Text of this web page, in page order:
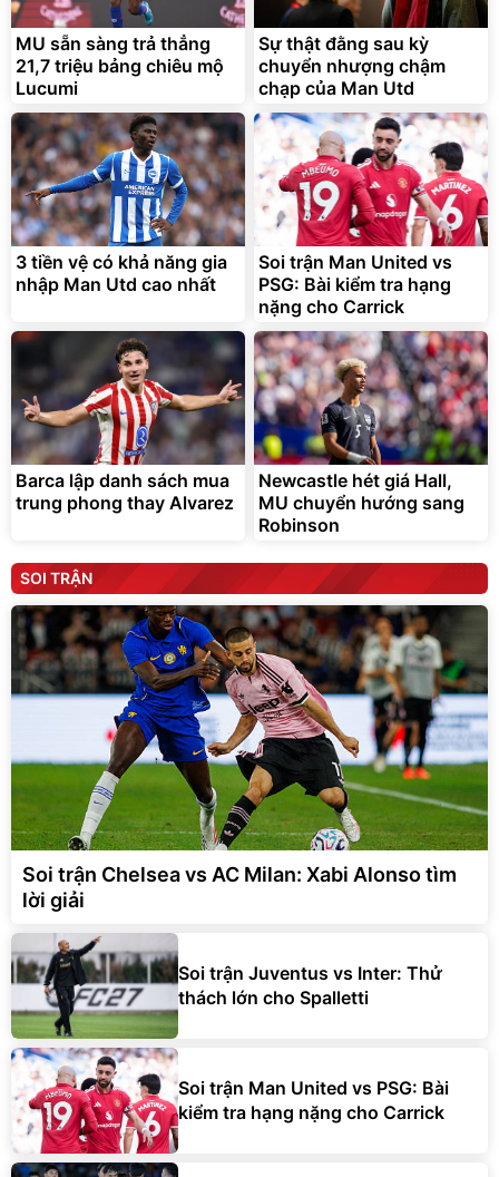
MU sẵn sàng trả thẳng
21,7 triệu bảng chiêu mộ
Lucumi
Sự thật đằng sau kỳ
chuyển nhượng chậm
chạp của Man Utd
3 tiền vệ có khả năng gia
nhập Man Utd cao nhất
Soi trận Man United vs
PSG: Bài kiểm tra hạng
nặng cho Carrick
Barca lập danh sách mua
trung phong thay Alvarez
Newcastle hét giá Hall,
MU chuyển hướng sang
Robinson
SOI TRẬN
Soi trận Chelsea vs AC Milan: Xabi Alonso tìm
lời giải
Soi trận Juventus vs Inter: Thử
thách lớn cho Spalletti
Soi trận Man United vs PSG: Bài
kiểm tra hạng nặng cho Carrick